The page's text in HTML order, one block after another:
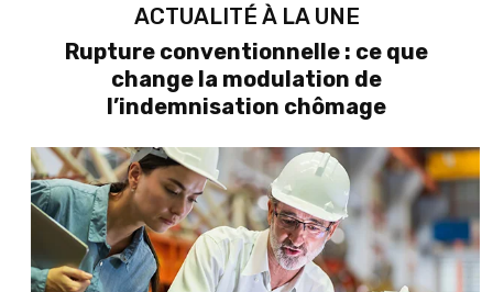
ACTUALITÉ À LA UNE
Rupture conventionnelle : ce que
change la modulation de
l’indemnisation chômage